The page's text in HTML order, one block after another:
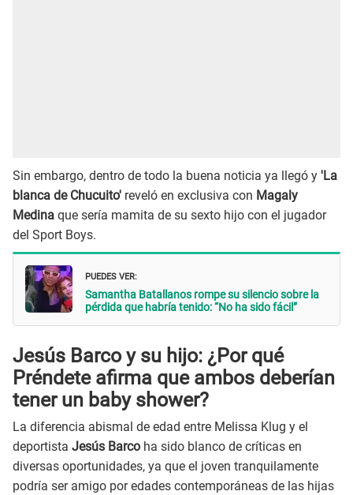
Sin embargo, dentro de todo la buena noticia ya llegó y 'La
blanca de Chucuito' reveló en exclusiva con Magaly
Medina que sería mamita de su sexto hijo con el jugador
del Sport Boys.
PUEDES VER:
Samantha Batallanos rompe su silencio sobre la
pérdida que habría tenido: “No ha sido fácil”
Jesús Barco y su hijo: ¿Por qué
Préndete afirma que ambos deberían
tener un baby shower?
La diferencia abismal de edad entre Melissa Klug y el
deportista Jesús Barco ha sido blanco de críticas en
diversas oportunidades, ya que el joven tranquilamente
podría ser amigo por edades contemporáneas de las hijas